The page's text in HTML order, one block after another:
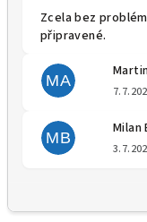
Zcela bez
připravené.
MA
MB
Milan